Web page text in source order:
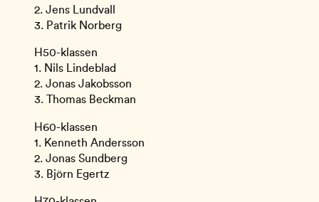
2. Jens Lundvall
3. Patrik Norberg
H50-klassen
1. Nils Lindeblad
2. Jonas Jakobsson
3. Thomas Beckman
H60-klassen
1. Kenneth Andersson
2. Jonas Sundberg
3. Björn Egertz